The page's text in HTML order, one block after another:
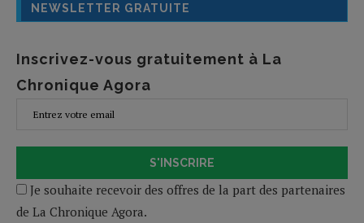
NEWSLETTER GRATUITE
Inscrivez-vous gratuitement à La
Chronique Agora
S'INSCRIRE
Je souhaite recevoir des offres de la part des partenaires
de La Chronique Agora.